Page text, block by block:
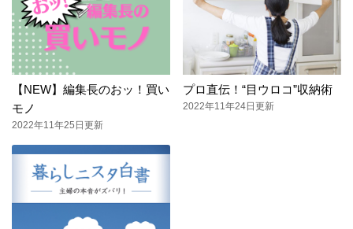
【NEW】編集長のおッ！買い
モノ
2022年11年25日更新
プロ直伝！“目ウロコ”収納術
2022年11年24日更新